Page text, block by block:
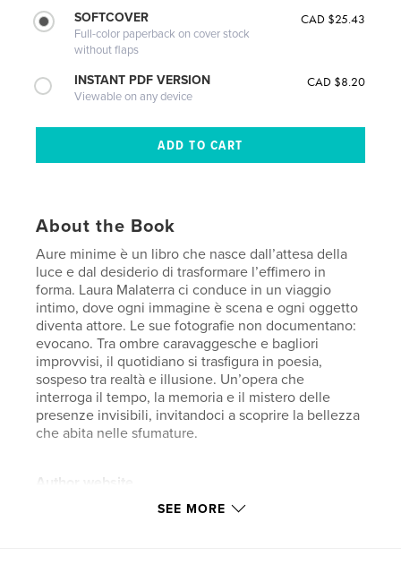
SOFTCOVER
Full-color paperback on cover stock
without flaps
CAD $25.43
INSTANT PDF VERSION
Viewable on any device
CAD $8.20
About the Book
Aure minime è un libro che nasce dall’attesa della
luce e dal desiderio di trasformare l’effimero in
forma. Laura Malaterra ci conduce in un viaggio
intimo, dove ogni immagine è scena e ogni oggetto
diventa attore. Le sue fotografie non documentano:
evocano. Tra ombre caravaggesche e bagliori
improvvisi, il quotidiano si trasfigura in poesia,
sospeso tra realtà e illusione. Un’opera che
interroga il tempo, la memoria e il mistero delle
presenze invisibili, invitandoci a scoprire la bellezza
che abita nelle sfumature.
Author website
http://www.visioneoltre.itSEE MORE